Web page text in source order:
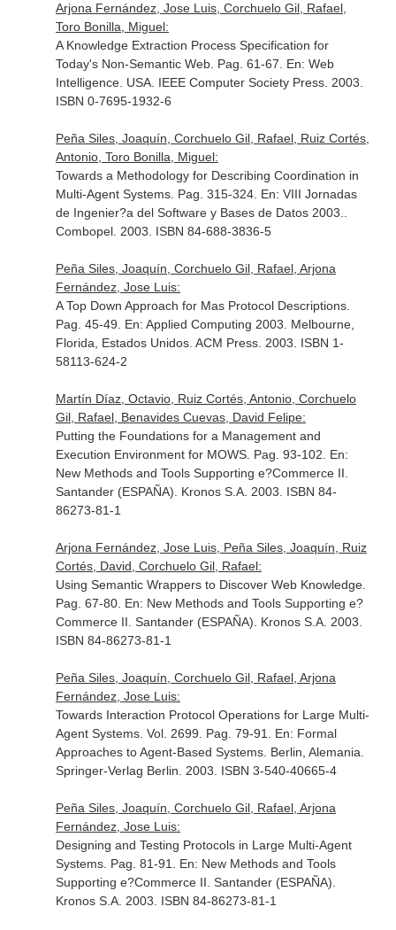
Arjona Fernández, Jose Luis, Corchuelo Gil, Rafael,
Toro Bonilla, Miguel:
A Knowledge Extraction Process Specification for
Today's Non-Semantic Web. Pag. 61-67. En: Web
Intelligence. USA. IEEE Computer Society Press. 2003.
ISBN 0-7695-1932-6
Peña Siles, Joaquín, Corchuelo Gil, Rafael, Ruiz Cortés,
Antonio, Toro Bonilla, Miguel:
Towards a Methodology for Describing Coordination in
Multi-Agent Systems. Pag. 315-324. En: VIII Jornadas
de Ingenier?a del Software y Bases de Datos 2003.
Combopel. 2003. ISBN 84-688-3836-5
Peña Siles, Joaquín, Corchuelo Gil, Rafael, Arjona
Fernández, Jose Luis:
A Top Down Approach for Mas Protocol Descriptions.
Pag. 45-49. En: Applied Computing 2003 . Melbourne,
Florida, Estados Unidos. ACM Press. 2003. ISBN 1-
58113-624-2
Martín Díaz, Octavio, Ruiz Cortés, Antonio, Corchuelo
Gil, Rafael, Benavides Cuevas, David Felipe:
Putting the Foundations for a Management and
Execution Environment for MOWS. Pag. 93-102. En:
New Methods and Tools Supporting e?Commerce II
Santander (ESPAÑA). Kronos S.A. 2003. ISBN 84-
86273-81-1
Arjona Fernández, Jose Luis, Peña Siles, Joaquín, Ruiz
Cortés, David, Corchuelo Gil, Rafael:
Using Semantic Wrappers to Discover Web Knowledge.
Pag. 67-80. En: New Methods and Tools Supporting e?
Commerce II . Santander (ESPAÑA). Kronos S.A. 2003.
ISBN 84-86273-81-1
Peña Siles, Joaquín, Corchuelo Gil, Rafael, Arjona
Fernández, Jose Luis:
Towards Interaction Protocol Operations for Large Multi-
Agent Systems. Vol. 2699. Pag. 79-91. En: Formal
Approaches to Agent-Based Systems. Berlin, Alemania.
Springer-Verlag Berlin. 2003. ISBN 3-540-40665-4
Peña Siles, Joaquín, Corchuelo Gil, Rafael, Arjona
Fernández, Jose Luis:
Designing and Testing Protocols in Large Multi-Agent
Systems. Pag. 81-91. En: New Methods and Tools
Supporting e?Commerce II . Santander (ESPAÑA).
Kronos S.A. 2003. ISBN 84-86273-81-1